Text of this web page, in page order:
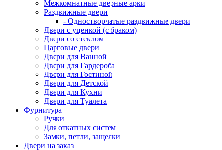
Межкомнатные дверные арки
Раздвижные двери
- Одностворчатые раздвижные двери
Двери с уценкой (с браком)
Двери со стеклом
Царговые двери
Двери для Ванной
Двери для Гардероба
Двери для Гостиной
Двери для Детской
Двери для Кухни
Двери для Туалета
Фурнитура
Ручки
Для откатных систем
Замки, петли, защелки
Двери на заказ